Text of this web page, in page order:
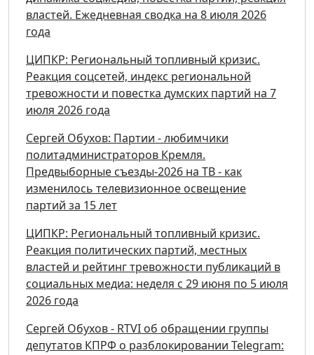
властей. Ежедневная сводка на 8 июля 2026
года
ЦИПКР: Региональный топливный кризис.
Реакция соцсетей, индекс региональной
тревожности и повестка думских партий на 7
июля 2026 года
Сергей Обухов: Партии - любимчики
политадминистраторов Кремля.
Предвыборные съезды-2026 на ТВ - как
изменилось телевизионное освещение
партий за 15 лет
ЦИПКР: Региональный топливный кризис.
Реакция политических партий, местных
властей и рейтинг тревожности публикаций в
социальных медиа: неделя с 29 июня по 5 июля
2026 года
Сергей Обухов - RTVI об обращении группы
депутатов КПРФ о разблокировании Telegram: